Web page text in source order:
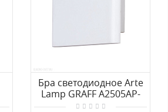
Бра светодиодное Arte
Lamp GRAFF A2505AP-
2WH